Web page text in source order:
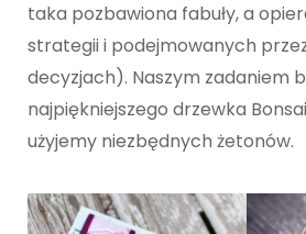
taka pozbawiona fabuły, a
strategii i podejmowanych
decyzjach). Naszym zadaniem
najpiękniejszego drzewka
użyjemy niezbędnych żetonów.